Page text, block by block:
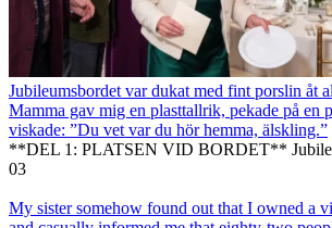
Jubileumsbordet var dukat med fint porslin åt
Mamma gav mig en plasttallrik, pekade på en
viskade: ”Du vet var du hör hemma, älskling.”
**DEL 1: PLATSEN VID BORDET**
03
My sister somehow found out that I owned a